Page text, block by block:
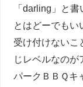
「darling」と
とはどーでもい
受け付けないこ
じレベルなのが
パークＢＢＱキ